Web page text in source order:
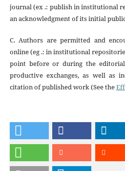
journal (ex .: publish in institutional
an acknowledgment of its initial
C. Authors are permitted and
online (eg .: in institutional
point before or during the
productive exchanges, as well as
citation of published work (See the